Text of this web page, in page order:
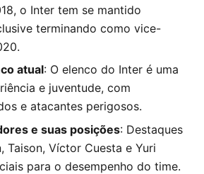
o Inter tem se mantido
terminando como vice-
atual: O elenco do Inter é uma
e juventude, com
e atacantes perigosos.
e suas posições: Destaques
Taison, Víctor Cuesta e Yuri
para o desempenho do time.